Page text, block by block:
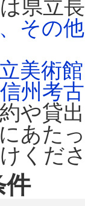
県立
その
美術
州考
や貸
あた
くださ
件